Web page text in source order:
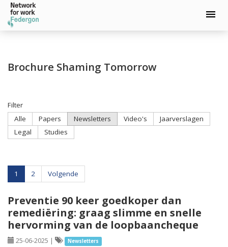
inhoud
Brochure Shaming Tomorrow
Filter
Alle
Papers Newsletters Video's
Jaarverslagen
Legal
Studies
1 2 Volgende
Preventie 90 keer goedkoper dan
remediëring: graag slimme en snelle
hervorming van de loopbaancheque
25-06-2025 | Newsletters